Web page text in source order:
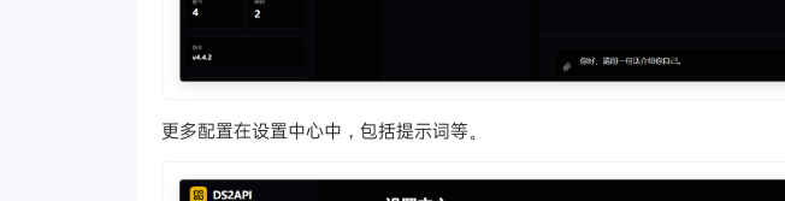
更多配置在设置中心中，包括提示词等。